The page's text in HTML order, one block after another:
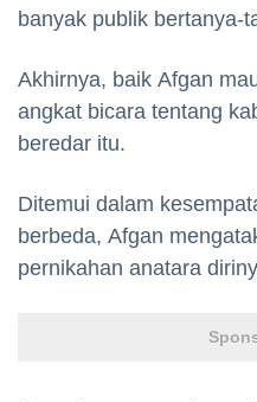
banyak publik bertanya-
Akhirnya, baik Afgan
angkat bicara tentang
beredar itu.
Ditemui dalam
berbeda, Afgan
pernikahan anatara